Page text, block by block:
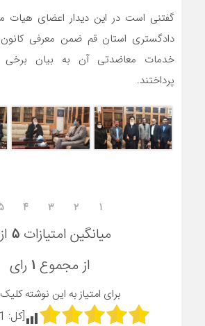
گفتنی است در این دیدار اعضای هیات
دادگستری استان قم ضمن معرفی
خدمات معاضدتی آن به بیان برخی
پرداختند.
۱ ۲ ۳ ۴
میانگین امتیازات ۵ از ۵
از مجموع ۱ رای
برای امتیاز به این نوشته
[کل: 1